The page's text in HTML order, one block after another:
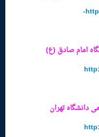
امام صادق (ع)
دانشگاه تهران